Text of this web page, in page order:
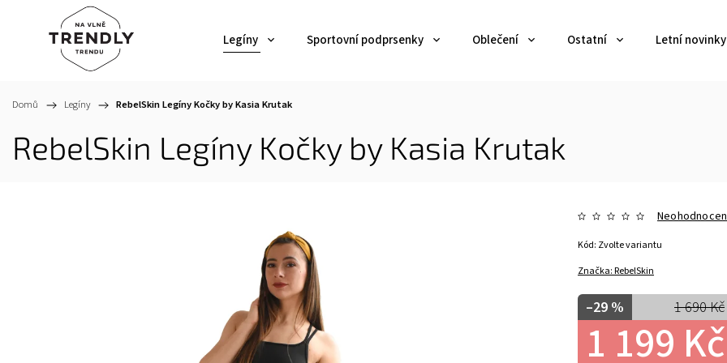
Legíny Sportovní podprsenky Oblečení Ostatní Letní novinky
Domů / Legíny / RebelSkin Legíny Kočky by Kasia Krutak
RebelSkin Legíny Kočky by Kasia Krutak
Značka:RebelSkin
1 690 Kč
–29 %
1 199 Kč
Kód: Zvolte variantu